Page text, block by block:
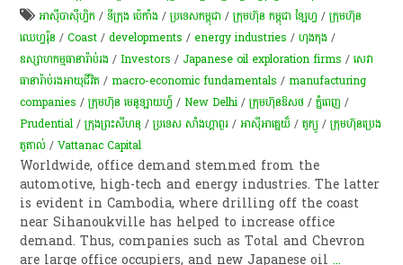
អាស៊ីបាស៊ីហ្វិក /ទីក្រុង ប៉េកាំង /ប្រទេសកម្ពុជា /ក្រុមហ៊ុន កម្ពុជា ឡៃហ្វ /ក្រុម​ហ៊ុន​
ឈេហ្វរ៉ុន /Coast /developments / energy industries /ហុងកុង /
ឧស្សាហកម្ម​ធានារ៉ាប់រង /Investors /Japanese oil exploration firms /សេវា​
ធានា​រ៉ាប់រង​​អាយុ​ជីវិត​ /macro-economic fundamentals /manufacturing
companies /ក្រុមហ៊ុន មេនូឡាយហ្វ៍ /New Delhi /ក្រុមហ៊ុនឱសថ /ភ្នំពេញ /
Prudential /ក្រុងព្រះសីហនុ /ប្រទេស សាំងហ្គាពួរ /អាស៊ីអាគ្នេយ៏ /តូក្យូ /ក្រុមហ៊ុនប្រេង​
តូតាល់ /Vattanac Capital
Worldwide, office demand stemmed from the
automotive, high-tech and energy industries. The latter
is evident in Cambodia, where drilling off the coast
near Sihanoukville has helped to increase office
demand. Thus, companies such as Total and Chevron
are large office occupiers, and new Japanese oil...